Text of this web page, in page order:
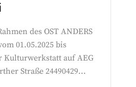
des OST ANDERS
01.05.2025 bis
Kulturwerkstatt auf AEG
Straße 24490429...